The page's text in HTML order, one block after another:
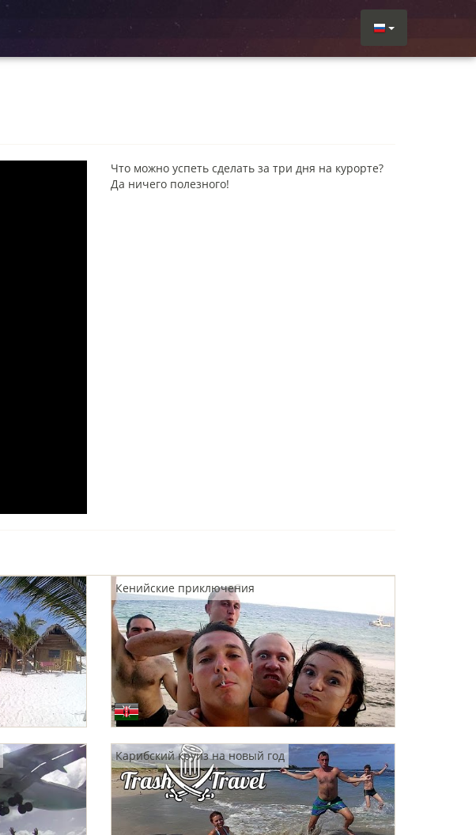
Что можно успеть сделать за три дня на курорте?
Да ничего полезного!
Кенийские приключения
Карибский круиз на новый год